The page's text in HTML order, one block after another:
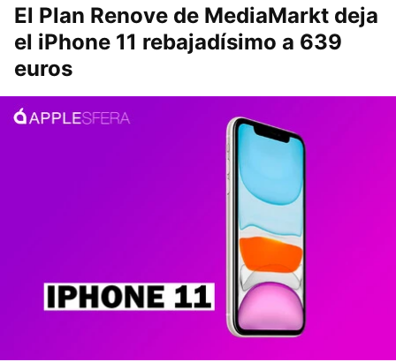
El Plan Renove de MediaMarkt deja
el iPhone 11 rebajadísimo a 639
euros